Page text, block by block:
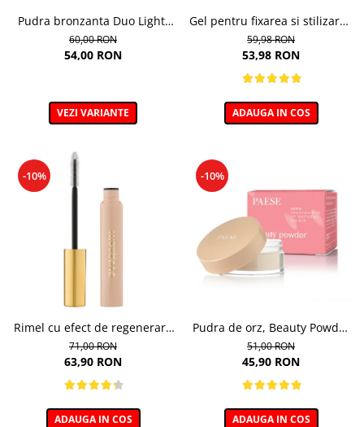
Pudra bronzanta Duo Light,
Selfglow, nuanta Light - 6,5g
60,00 RON
54,00 RON
VEZI VARIANTE
Gel pentru fixarea si stilizarea
sprancenelor, Soap Browstory
- 8g
59,98 RON
53,98 RON
ADAUGA IN COS
-10%
Rimel cu efect de regenerare
a genelor, Eyegasm Mascara -
8ml
71,00 RON
63,90 RON
ADAUGA IN COS
-10%
Pudra de orz, Beauty Powder
Barley - 10g
51,00 RON
45,90 RON
ADAUGA IN COS